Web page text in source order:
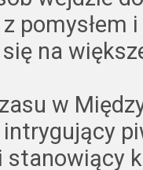
pomysłem
się na
w
intrygujący
stanowiący